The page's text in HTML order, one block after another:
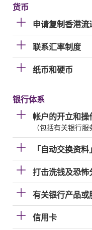
货币
申请复制香港流
联系汇率制度
纸币和硬币
银行体系
帐户的开立和操
（包括有关银行
「自动交换资
打击洗钱及恐怖
有关银行产品或
信用卡